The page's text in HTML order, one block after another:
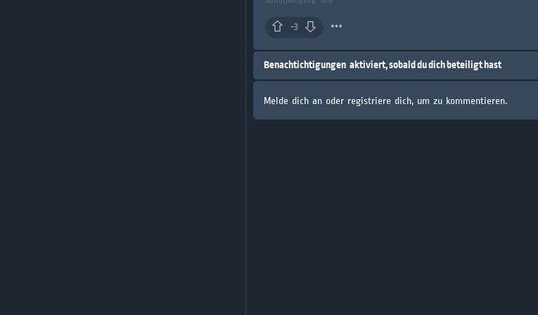
-3
Benachtichtigungen aktiviert, sobald du dich beteiligt hast
Melde dich an oder registriere dich, um zu kommentieren.